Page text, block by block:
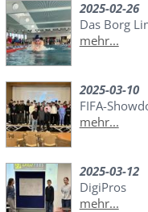
2025-02-26
Das Borg
mehr...
2025-03-10
FIFA-
mehr...
2025-03-12
DigiPros
mehr...